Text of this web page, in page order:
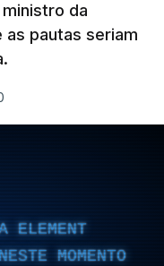
da
as pautas seriam
ELEMENT
MOMENTO